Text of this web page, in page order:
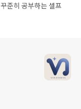
준히 공부하는 셀프